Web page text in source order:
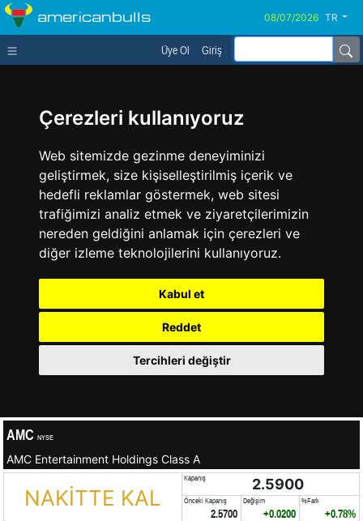
Çerezleri kullanıyoruz
Web sitemizde gezinme deneyiminizi
geliştirmek, size kişiselleştirilmiş içerik ve
hedefli reklamlar göstermek, web sitesi
trafiğimizi analiz etmek ve ziyaretçilerimizin
nereden geldiğini anlamak için çerezleri ve
diğer izleme teknolojilerini kullanıyoruz.
Kabul et
Reddet
Tercihleri değiştir
americanbulls TR
Üye Ol Giriş
AMC NYSE
AMC Entertainment Holdings Class A
NAKİTTE KAL
Kapanış 2.5900
Önceki Kapanış
2.5700
Değişim
+0.0200
%Fark
+0.78%